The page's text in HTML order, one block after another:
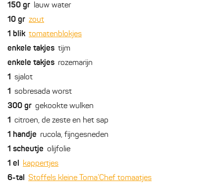
150 gr lauw water
10 gr zout
1 blik tomatenblokjes
enkele takjes tijm
enkele takjes rozemarijn
1 sjalot
1 sobresada worst
300 gr gekookte wulken
1 citroen, de zeste en het sap
1 handje rucola, fijngesneden
1 scheutje olijfolie
1 el kappertjes
6-tal Stoffels kleine Toma’Chef tomaatjes